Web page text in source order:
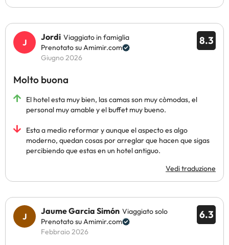
8.3
Jordi Viaggiato in famiglia
Prenotato su Amimir.com
Giugno 2026
Molto buona
El hotel esta muy bien, las camas son muy còmodas, el
personal muy amable y el buffet muy bueno.
Esta a medio reformar y aunque el aspecto es algo
moderno, quedan cosas por arreglar que hacen que sigas
percibiendo que estas en un hotel antiguo.
Vedi traduzione
6.3
Jaume Garcia Simón Viaggiato solo
Prenotato su Amimir.com
Febbraio 2026